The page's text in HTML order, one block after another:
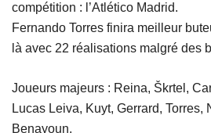
compétition : l’Atlético Madrid.
Fernando Torres finira meilleur
là avec 22 réalisations malgré des
Joueurs majeurs : Reina, Škrtel,
Lucas Leiva, Kuyt, Gerrard, Torres,
Benayoun.